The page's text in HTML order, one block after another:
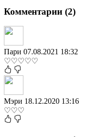
Комментарии (2)
Пари 07.08.2021 18:32
♡♡♡♡♡
Мэри 18.12.2020 13:16
♡♡♡